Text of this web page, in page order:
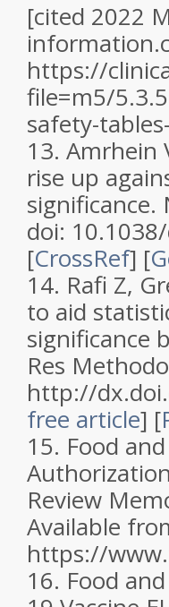
[cited 2022
https://
file=m5/
safety-
13. Amrhein
rise up
significance.
doi:
[CrossRef] [
14. Rafi Z,
to aid
significance
Res
http://
free article] [
15. Food
Review
Available
https://
16. Food